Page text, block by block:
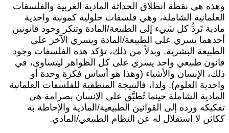
هي نقطة انطلاق الحداثة المادية الغربية والفلسفات
الشاملة، وهي فلسفات حلولية كمونية واحدية
تَردُّ كل شيء إلى الطبيعة/المادة وتنكر وجود قانونين
يسري على الطبيعة/المادة ويسري الآخر على
البشرية. وبدلاً من ذلك، تؤكد هذه الفلسفات وجود
طبيعي واحد يسري على كل الظواهر ليتساوى، في
الإنسان والأشياء (وهذا هو أساس فكرة وحدة أو
العلوم). ولذا، فالنتيجة المنطقية للفلسفات العلمانية
الشاملة حينما تُطبَّق على الإنسان بصرامة هي
ورده إلى القوانين الطبيعية/المادية والإحاطة به
لا استقلال له عن النظام الطبيعي/المادي.